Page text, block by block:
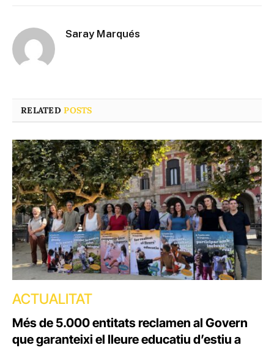
Saray Marqués
RELATEDPOSTS
ACTUALITAT
Més de 5.000 entitats reclamen al Govern
que garanteixi el lleure educatiu d’estiu a